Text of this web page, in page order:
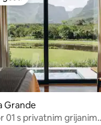
Grande
01 s privatnim grijanim